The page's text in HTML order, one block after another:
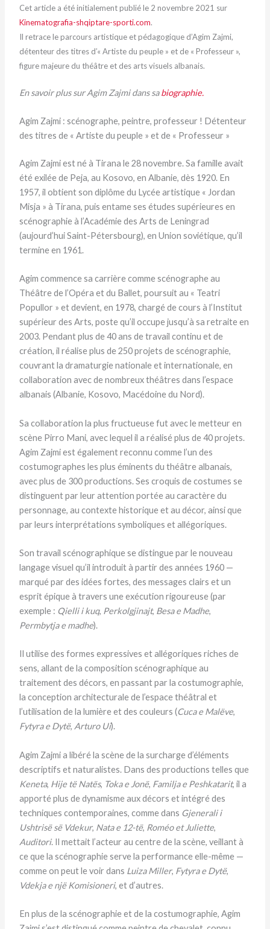
Cet article a été initialement publié le 2 novembre 2021 sur
Kinematografia-shqiptare-sporti.com.
Il retrace le parcours artistique et pédagogique d’Agim Zajmi,
détenteur des titres d’« Artiste du peuple » et de « Professeur »,
figure majeure du théâtre et des arts visuels albanais.
En savoir plus sur Agim Zajmi dans sabiographie.
Agim Zajmi : scénographe, peintre, professeur ! Détenteur
des titres de « Artiste du peuple » et de « Professeur »
Agim Zajmi est né à Tirana le 28 novembre. Sa famille avait
été exilée de Peja, au Kosovo, en Albanie, dès 1920. En
1957, il obtient son diplôme du Lycée artistique « Jordan
Misja » à Tirana, puis entame ses études supérieures en
scénographie à l’Académie des Arts de Leningrad
(aujourd’hui Saint-Pétersbourg), en Union soviétique, qu’il
termine en 1961.
Agim commence sa carrière comme scénographe au
Théâtre de l’Opéra et du Ballet, poursuit au « Teatri
Popullor » et devient, en 1978, chargé de cours à l’Institut
supérieur des Arts, poste qu’il occupe jusqu’à sa retraite en
2003. Pendant plus de 40 ans de travail continu et de
création, il réalise plus de 250 projets de scénographie,
couvrant la dramaturgie nationale et internationale, en
collaboration avec de nombreux théâtres dans l’espace
albanais (Albanie, Kosovo, Macédoine du Nord).
Sa collaboration la plus fructueuse fut avec le metteur en
scène Pirro Mani, avec lequel il a réalisé plus de 40 projets.
Agim Zajmi est également reconnu comme l’un des
costumographes les plus éminents du théâtre albanais,
avec plus de 300 productions. Ses croquis de costumes se
distinguent par leur attention portée au caractère du
personnage, au contexte historique et au décor, ainsi que
par leurs interprétations symboliques et allégoriques.
Son travail scénographique se distingue par le nouveau
langage visuel qu’il introduit à partir des années 1960 —
marqué par des idées fortes, des messages clairs et un
esprit épique à travers une exécution rigoureuse (par
exemple : Qielli i kuq, Perkolgjinajt, Besa e Madhe,
Permbytja e madhe).
Il utilise des formes expressives et allégoriques riches de
sens, allant de la composition scénographique au
traitement des décors, en passant par la costumographie,
la conception architecturale de l’espace théâtral et
l’utilisation de la lumière et des couleurs (Cuca e Malëve,
Fytyra e Dytë, Arturo Ui).
Agim Zajmi a libéré la scène de la surcharge d’éléments
descriptifs et naturalistes. Dans des productions telles que
Keneta, Hije të Natës, Toka e Jonë, Familja e Peshkatarit, il a
apporté plus de dynamisme aux décors et intégré des
techniques contemporaines, comme dans Gjenerali i
Ushtrisë së Vdekur, Nata e 12-të, Roméo et Juliette,
Auditori. Il mettait l’acteur au centre de la scène, veillant à
ce que la scénographie serve la performance elle-même —
comme on peut le voir dans Luiza Miller, Fytyra e Dytë,
Vdekja e një Komisioneri, et d’autres.
En plus de la scénographie et de la costumographie, Agim